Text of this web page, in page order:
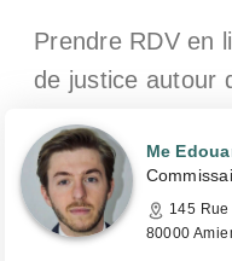
Prendre RDV en
de justice autour
Me
145
80000